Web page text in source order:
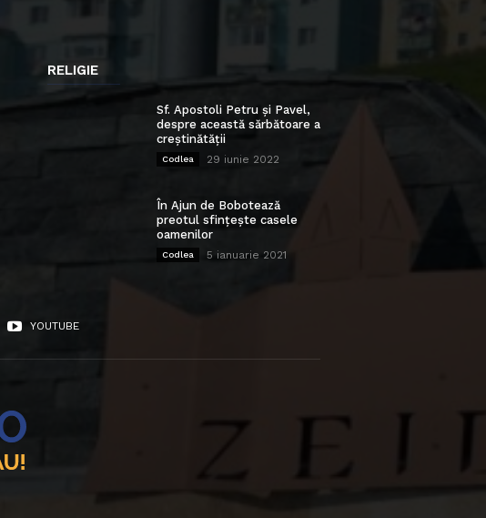
RELIGIE
Sf. Apostoli Petru și Pavel,
despre această sărbătoare a
creștinătății
Codlea 29 iunie 2022
În Ajun de Bobotează
preotul sfințește casele
oamenilor
Codlea 5 ianuarie 2021
YOUTUBE